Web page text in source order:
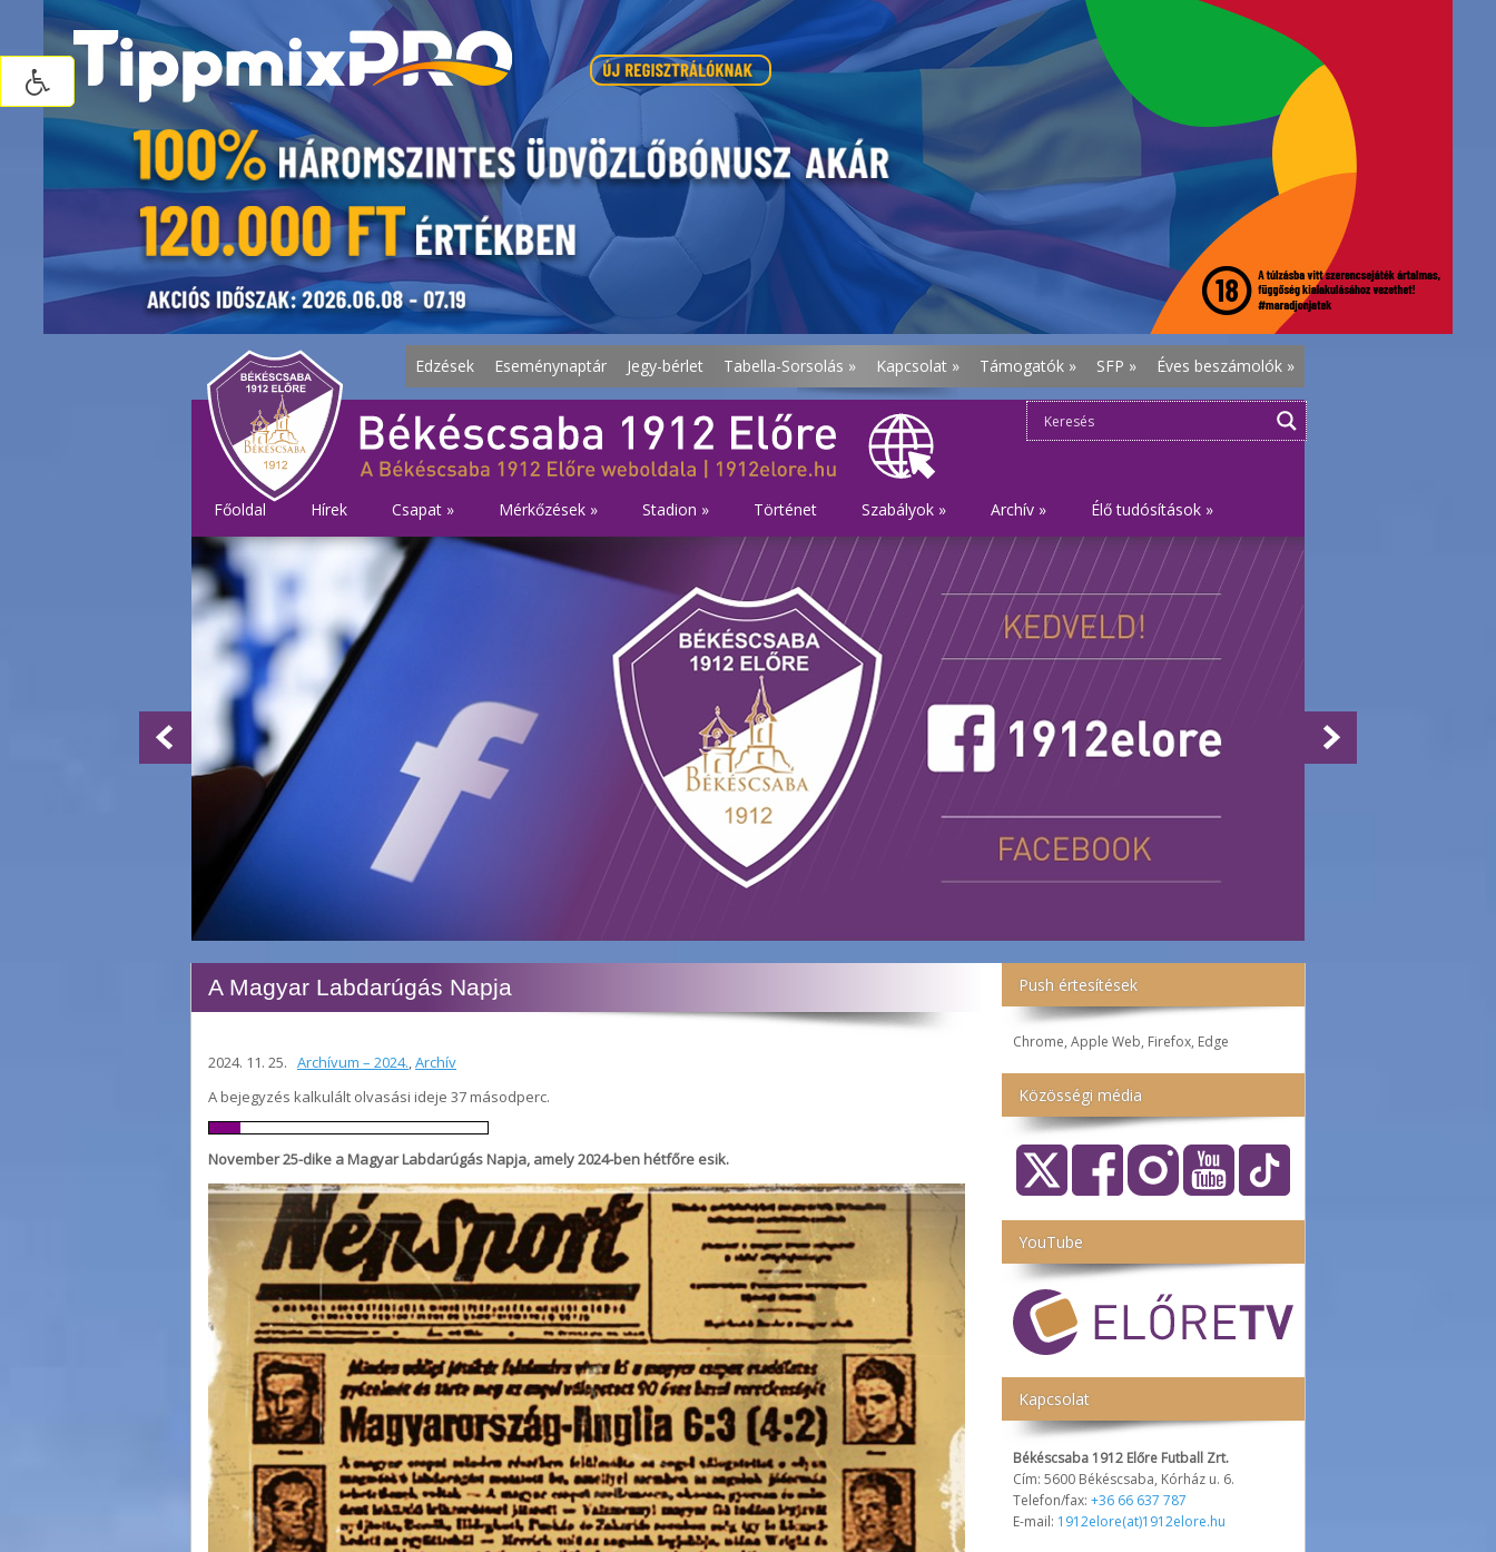
Edzések Eseménynaptár Jegy-bérlet Tabella-Sorsolás » Kapcsolat » Támogatók » SFP » Éves beszámolók »
Főoldal Hírek Csapat » Mérkőzések » Stadion » Történet Szabályok » Archív » Élő tudósítások »
Push értesítések
Chrome, Apple Web, Firefox, Edge
Közösségi média
YouTube
Kapcsolat
Békéscsaba 1912 Előre Futball Zrt.
Cím: 5600 Békéscsaba, Kórház u. 6.
Telefon/fax: +36 66 637 787
E-mail: 1912elore(at)1912elore.hu
A Magyar Labdarúgás Napja
2024. 11. 25. Archívum – 2024.,Archív
A bejegyzés kalkulált olvasási ideje 37 másodperc.
November 25-dike a Magyar Labdarúgás Napja, amely 2024-ben hétfőre esik.